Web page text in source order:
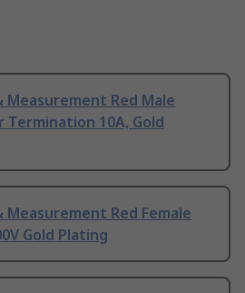
Measurement Red Male
Termination 10A, Gold
Measurement Red Female
Gold Plating